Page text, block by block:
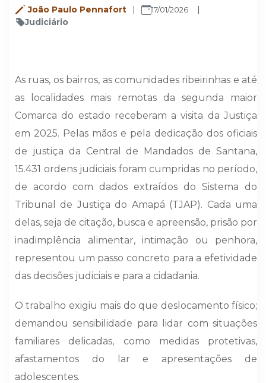
João Paulo Pennafort 17/01/2026
Judiciário
As ruas, os bairros, as comunidades ribeirinhas e até
as localidades mais remotas da segunda maior
Comarca do estado receberam a visita da Justiça
em 2025. Pelas mãos e pela dedicação dos oficiais
de justiça da Central de Mandados de Santana,
15.431 ordens judiciais foram cumpridas no período,
de acordo com dados extraídos do Sistema do
Tribunal de Justiça do Amapá (TJAP). Cada uma
delas, seja de citação, busca e apreensão, prisão por
inadimplência alimentar, intimação ou penhora,
representou um passo concreto para a efetividade
das decisões judiciais e para a cidadania.
O trabalho exigiu mais do que deslocamento físico;
demandou sensibilidade para lidar com situações
familiares delicadas, como medidas protetivas,
afastamentos do lar e apresentações de
adolescentes.